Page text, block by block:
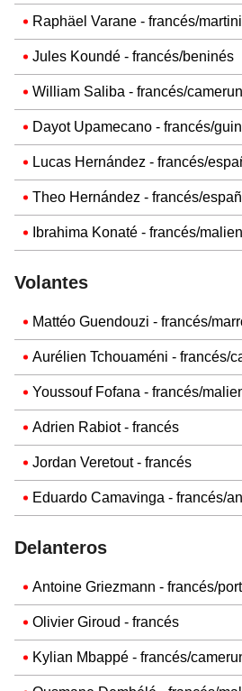
Raphäel Varane - francés/
Jules Koundé - francés/beninés
William Saliba - francés/
Dayot Upamecano - francés/
Lucas Hernández - francés/
Theo Hernández - francés/
Ibrahima Konaté - francés/
Volantes
Mattéo Guendouzi - francés/
Aurélien Tchouaméni - francés/
Youssouf Fofana - francés/
Adrien Rabiot - francés
Jordan Veretout - francés
Eduardo Camavinga - francés/
Delanteros
Antoine Griezmann - francés/
Olivier Giroud - francés
Kylian Mbappé - francés/